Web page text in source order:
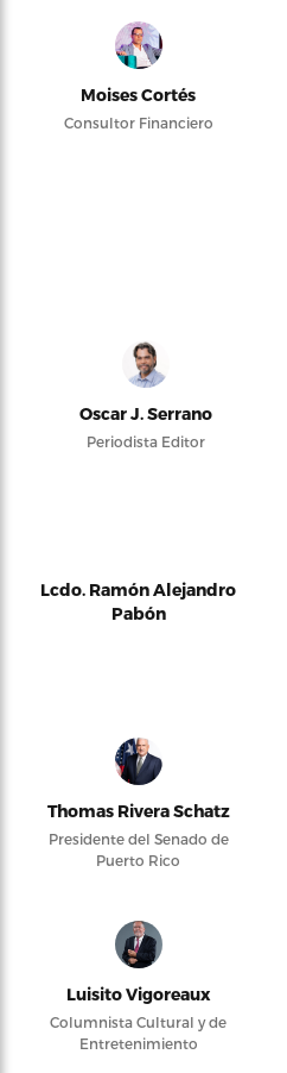
Moises Cortés
Consultor Financiero
Oscar J. Serrano
Periodista Editor
Lcdo. Ramón Alejandro
Pabón
Thomas Rivera Schatz
Presidente del Senado de
Puerto Rico
Luisito Vigoreaux
Columnista Cultural y de
Entretenimiento